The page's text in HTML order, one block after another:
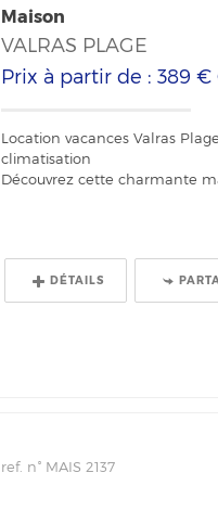
Maison
VALRAS PLAGE
Prix à partir de : 389 €
Location vacances Valras
climatisation
Découvrez cette charmante
DÉTAILS
ref. n° MAIS 2137